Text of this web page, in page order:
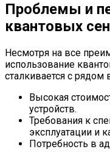
Проблемы и
квантовых
Несмотря на все
использование
сталкивается с
Высокая
устройств.
Требования к
эксплуатации и
Потребность в